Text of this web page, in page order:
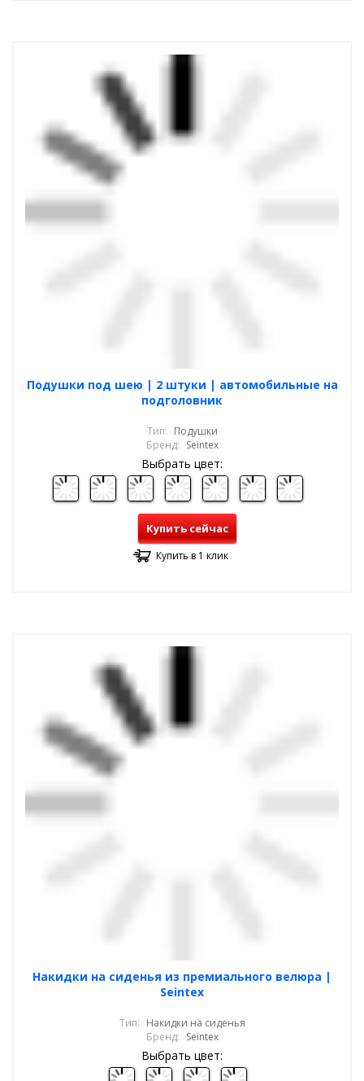
Подушки под шею | 2 штуки | автомобильные на
подголовник
Тип: Подушки
Бренд: Seintex
Выбрать цвет:
Купить сейчас
Купить в 1 клик
Накидки на сиденья из премиального велюра |
Seintex
Тип: Накидки на сиденья
Бренд: Seintex
Выбрать цвет: